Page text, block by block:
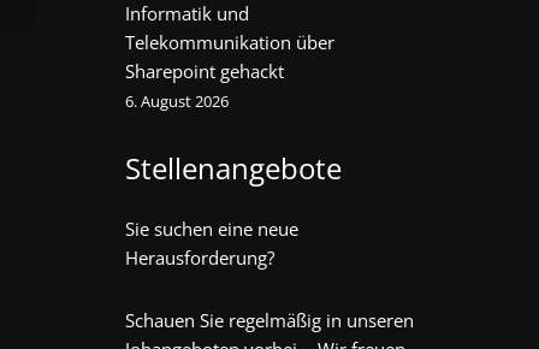
Informatik und
Telekommunikation über
Sharepoint gehackt
6. August 2026
Stellenangebote
Sie suchen eine neue
Herausforderung?
Schauen Sie regelmäßig in unseren